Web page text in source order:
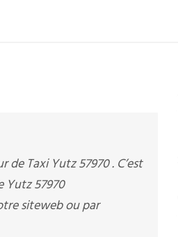
Taxi Yutz 57970 . C’est
57970
siteweb ou par